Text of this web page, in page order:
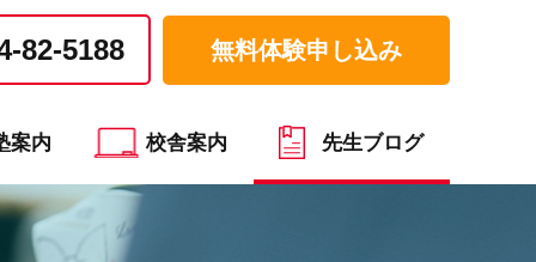
82-5188 無料体験申し込み
案内 校舎案内 先生ブログ